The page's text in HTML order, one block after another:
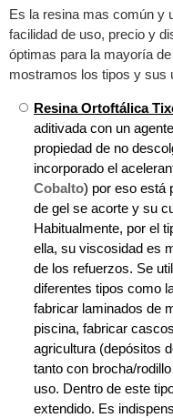
Es la resina mas común y
facilidad de uso, precio y
óptimas para la mayoría
mostramos los tipos y sus
Resina Ortoftálica
aditivada con un
propiedad de no
incorporado el
Cobalto) por eso está
de gel se acorte y su
Habitualmente, por el
ella, su viscosidad es
de los refuerzos. Se
diferentes tipos como
fabricar laminados de
piscina, fabricar
agricultura (depósitos
tanto con brocha/
uso. Dentro de este
extendido. Es